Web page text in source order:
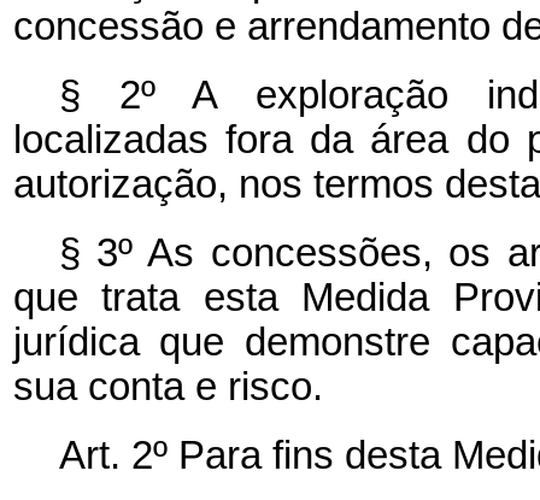
concessão e arrendamento
§ 2º A exploração
localizadas fora da área do
autorização, nos termos
§ 3º As concessões, os
que trata esta Medida
jurídica que demonstre
sua conta e risco.
Art. 2º Para fins desta